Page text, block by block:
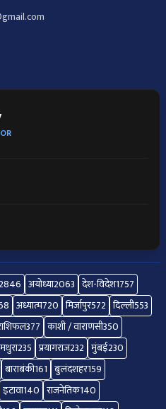
अयोध्या2063 देश-विदेश1757
अध्यात्म720 मिर्जापुर572 दिल्ली553
377 काशी / वाराणसी350
मथुरा235 प्रयागराज232 मुंबई230
बाराबंकी161 बुलंदशहर159
इटावा140 राजनेतिक140